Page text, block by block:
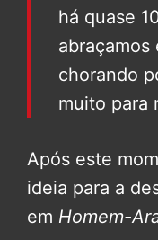
há quase
abraçamos
chorando
muito para
Após este
ideia para a
em Homem-